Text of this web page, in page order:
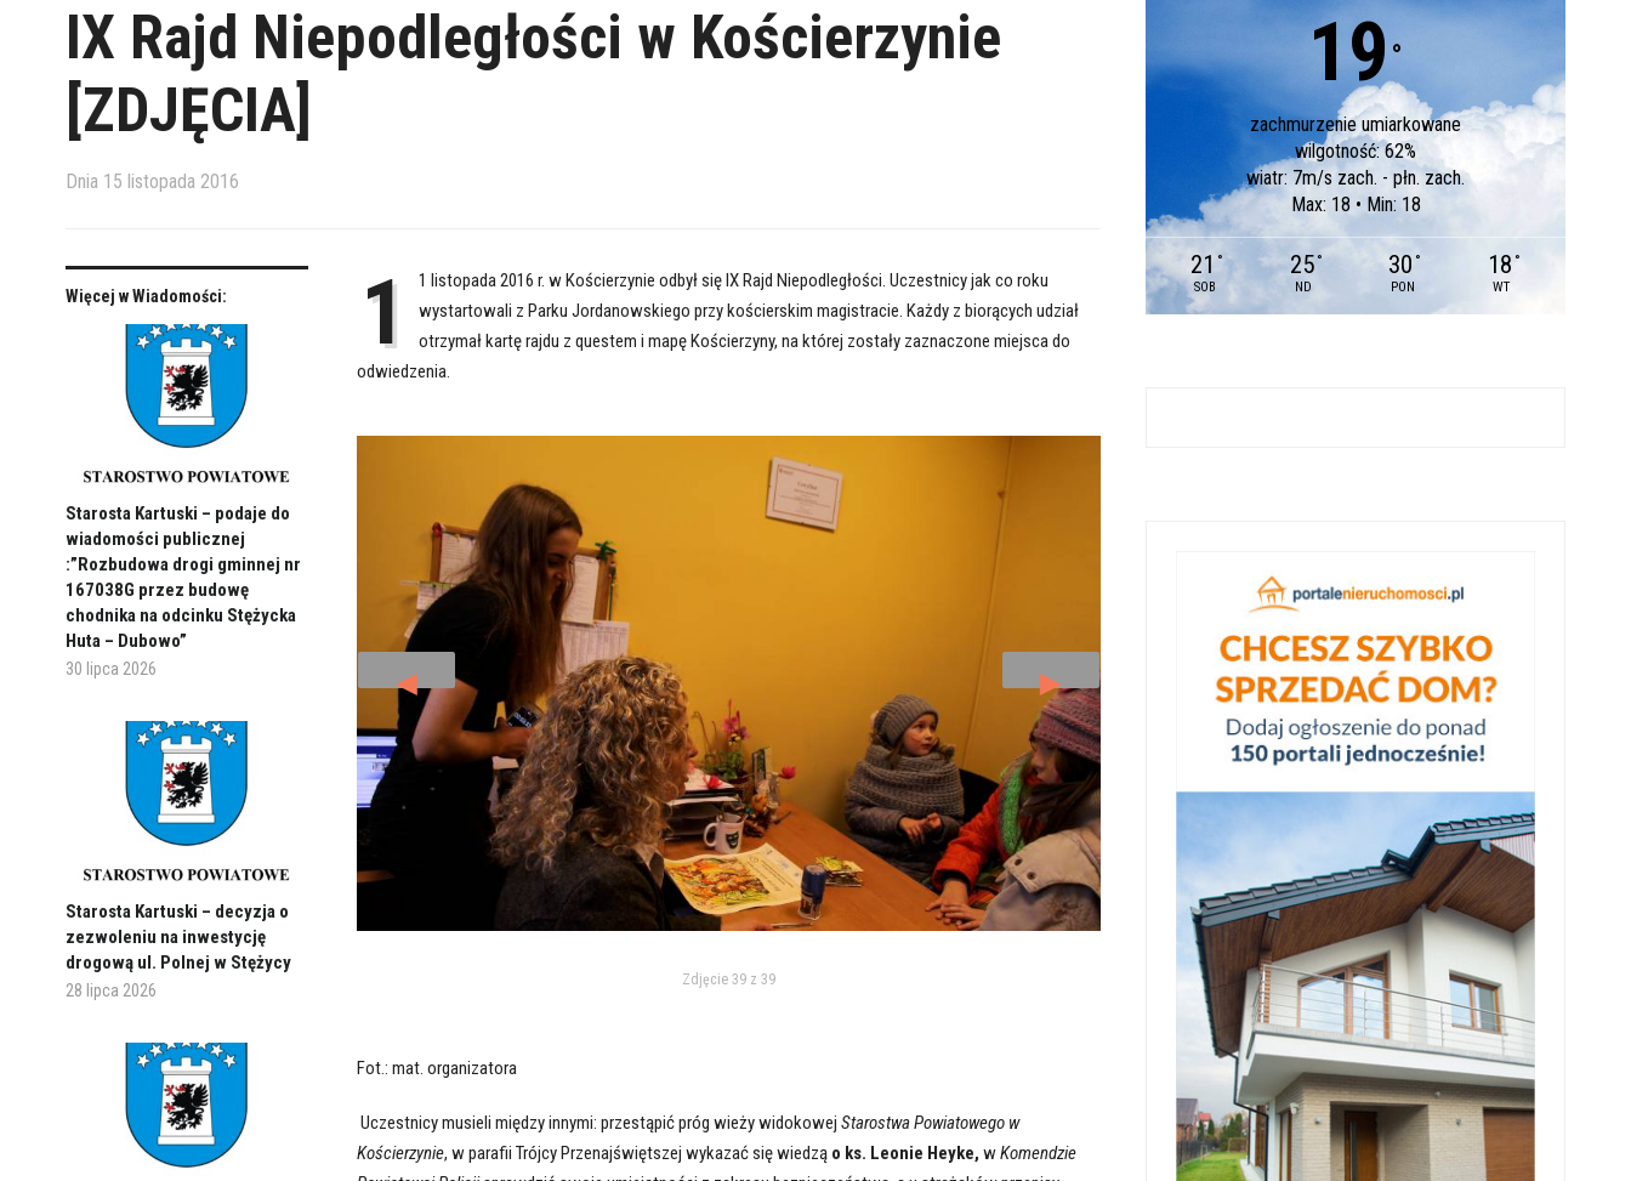
IX Rajd Niepodległości w Kościerzynie
[ZDJĘCIA]
Dnia 15 listopada 2016
Więcej w Wiadomości:
Starosta Kartuski – podaje do
wiadomości publicznej
:”Rozbudowa drogi gminnej nr
167038G przez budowę
chodnika na odcinku Stężycka
Huta – Dubowo”
30 lipca 2026
Starosta Kartuski – decyzja o
zezwoleniu na inwestycję
drogową ul. Polnej w Stężycy
28 lipca 2026
1
1 listopada 2016 r. w Kościerzynie odbył się IX Rajd Niepodległości. Uczestnicy jak co roku
wystartowali z Parku Jordanowskiego przy kościerskim magistracie. Każdy z biorących udział
otrzymał kartę rajdu z questem i mapę Kościerzyny, na której zostały zaznaczone miejsca do
odwiedzenia.
◄ ►
Zdjęcie 39 z 39
Fot.: mat. organizatora
Uczestnicy musieli między innymi: przestąpić próg wieży widokowej Starostwa Powiatowego w
Kościerzynie, w parafii Trójcy Przenajświętszej wykazać się wiedzą o ks. Leonie Heyke, wKomendzie
19 °
zachmurzenie umiarkowane
wilgotność: 62%
wiatr: 7m/s zach. - płn. zach.
Max: 18 • Min: 18
21 °
SOB
25 °
ND
30 °
PON
18 °
WT